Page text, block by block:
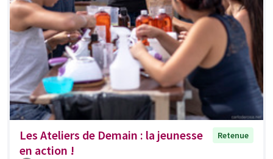
Les Ateliers de Demain : la jeunesse
en action !
Retenue